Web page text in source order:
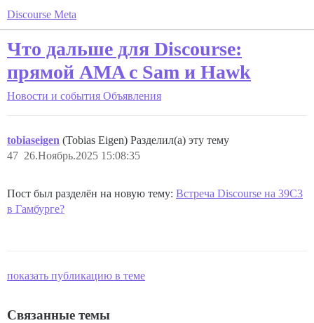
Discourse Meta
Что дальше для Discourse:
прямой AMA с Sam и Hawk
Новости и события Объявления
tobiaseigen (Tobias Eigen) Разделил(а) эту тему
26.Ноябрь.2025 15:08:35
47
Пост был разделён на новую тему: Встреча Discourse на 39C3
в Гамбурге?
показать публикацию в теме
Связанные темы